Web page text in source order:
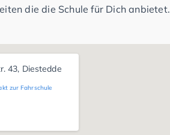
die die Schule für Dich anbietet.
43, Diestedde
zur Fahrschule
13 46